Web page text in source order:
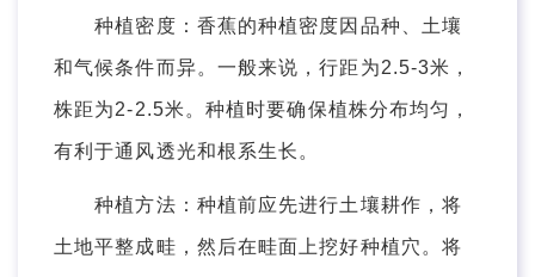
种植密度：香蕉的种植密度因品种、土壤
和气候条件而异。一般来说，行距为2.5-3米，
株距为2-2.5米。种植时要确保植株分布均匀，
有利于通风透光和根系生长。
种植方法：种植前应先进行土壤耕作，将
土地平整成畦，然后在畦面上挖好种植穴。将